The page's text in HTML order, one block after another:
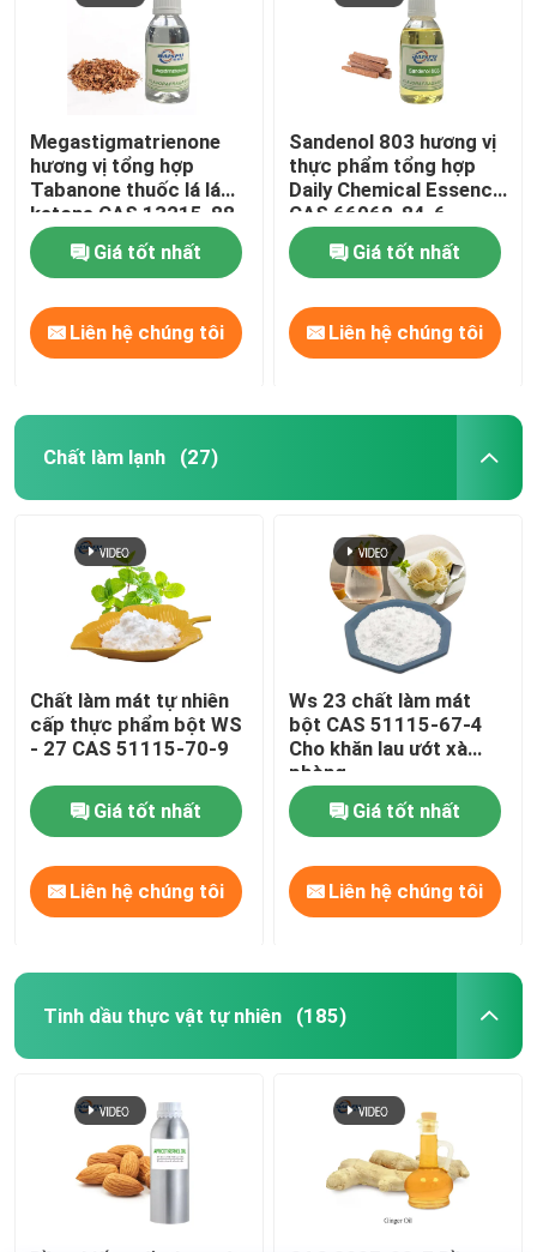
Megastigmatrienone
hương vị tổng hợp
Tabanone thuốc lá lá
ketone CAS 13215-88-
8 Hóa chất hàng ngày
Giá tốt nhất
Liên hệ chúng tôi
Sandenol 803 hương vị
thực phẩm tổng hợp
Daily Chemical Essence
CAS 66068-84-6
Giá tốt nhất
Liên hệ chúng tôi
Chất làm lạnh (27)
Chất làm mát tự nhiên
cấp thực phẩm bột WS
- 27 CAS 51115-70-9
Giá tốt nhất
Liên hệ chúng tôi
Ws 23 chất làm mát
bột CAS 51115-67-4
Cho khăn lau ướt xà
phòng
Giá tốt nhất
Liên hệ chúng tôi
Tinh dầu thực vật tự nhiên (185)